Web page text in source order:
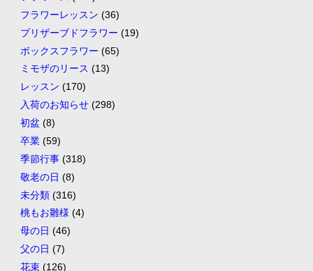
フラワーレッスン (36)
プリザーブドフラワー (19)
ボックスフラワー (65)
ミモザのリース (13)
レッスン (170)
入荷のお知らせ(298)
初盆 (8)
卒業(59)
季節行事(318)
敬老の日 (8)
未分類(316)
桃もお雛様 (4)
母の日 (46)
父の日 (7)
花束(126)